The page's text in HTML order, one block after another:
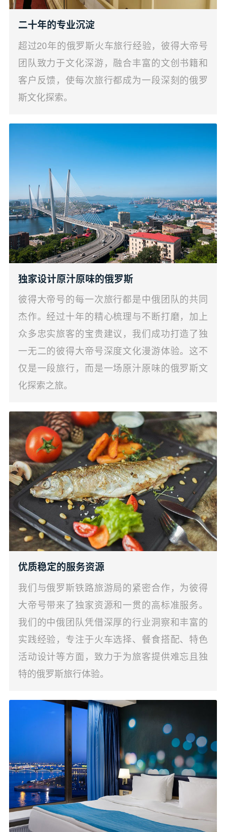
二十年的专业沉淀
超过20年的俄罗斯火车旅行经验，彼得大帝号
团队致力于文化深游，融合丰富的文创书籍和
客户反馈，使每次旅行都成为一段深刻的俄罗
斯文化探索。
独家设计原汁原味的俄罗斯
彼得大帝号的每一次旅行都是中俄团队的共同
杰作。经过十年的精心梳理与不断打磨，加上
众多忠实旅客的宝贵建议，我们成功打造了独
一无二的彼得大帝号深度文化漫游体验。这不
仅是一段旅行，而是一场原汁原味的俄罗斯文
化探索之旅。
优质稳定的服务资源
我们与俄罗斯铁路旅游局的紧密合作，为彼得
大帝号带来了独家资源和一贯的高标准服务。
我们的中俄团队凭借深厚的行业洞察和丰富的
实践经验，专注于火车选择、餐食搭配、特色
活动设计等方面，致力于为旅客提供难忘且独
特的俄罗斯旅行体验。